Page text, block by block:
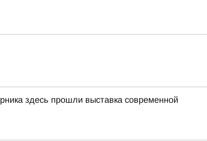
здесь прошли выставка современной